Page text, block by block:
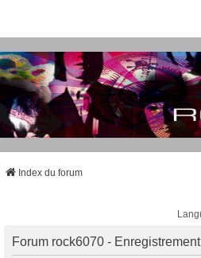
Index du forum
Forum rock6070 - Enregistrement